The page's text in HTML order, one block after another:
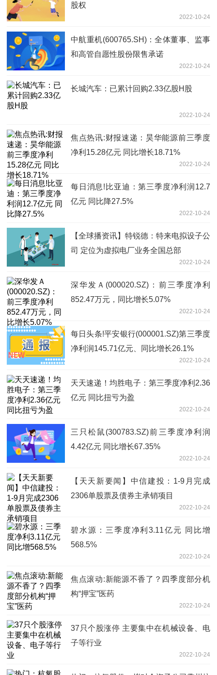
股权
2022-10-24
中航重机(600765.SH)：全体董事、监事
和高管自愿性股份限售承诺
2022-10-24
长城汽车：已累计回购2.33亿股H股
2022-10-24
焦点热讯:财报速递：昊华能源前三季度
净利15.28亿元 同比增长18.71%
2022-10-24
每日消息!比亚迪：第三季度净利润12.7
亿元 同比降27.5%
2022-10-24
【全球播资讯】特锐德：特来电拟设子公
司 定位为虚拟电厂业务全国总部
2022-10-24
深华发Ａ(000020.SZ)：前三季度净利
852.47万元，同比增长5.07%
2022-10-24
每日头条!平安银行(000001.SZ)第三季度
净利润145.71亿元、同比增长26.1%
2022-10-24
天天速递！均胜电子：第三季度净利2.36
亿元 同比扭亏为盈
2022-10-24
三只松鼠(300783.SZ)前三季度净利润
4.42亿元 同比增长67.35%
2022-10-24
【天天新要闻】中信建投：1-9月完成
2306单股票及债券主承销项目
2022-10-24
碧水源：三季度净利3.11亿元 同比增
568.5%
2022-10-24
焦点滚动:新能源不香了？四季度部分机
构“押宝”医药
2022-10-24
37只个股涨停 主要集中在机械设备、电
子等行业
2022-10-24